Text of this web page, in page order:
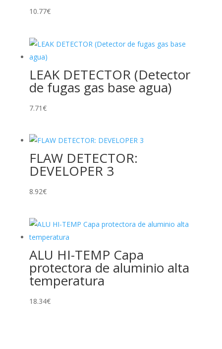
10.77€
LEAK DETECTOR (Detector
de fugas gas base agua)
7.71€
FLAW DETECTOR:
DEVELOPER 3
8.92€
ALU HI-TEMP Capa
protectora de aluminio alta
temperatura
18.34€